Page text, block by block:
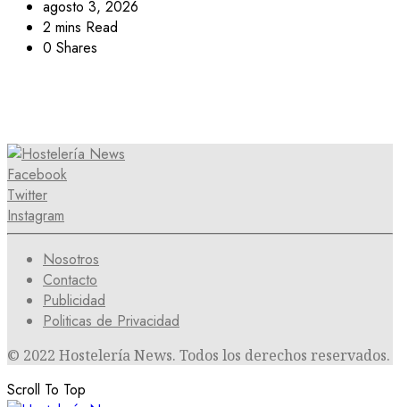
agosto 3, 2026
2 mins Read
0 Shares
Facebook
Twitter
Instagram
Nosotros
Contacto
Publicidad
Politicas de Privacidad
© 2022 Hostelería News. Todos los derechos reservados.
Scroll To Top